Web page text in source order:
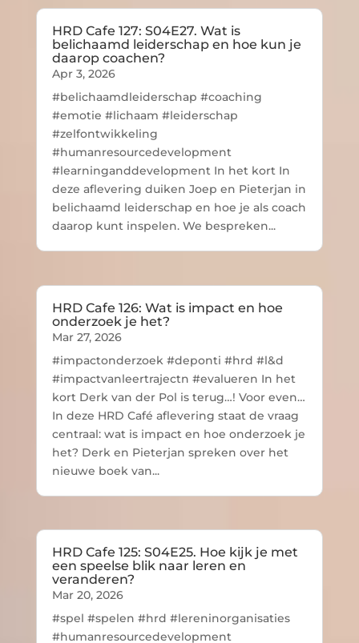
HRD Cafe 127: S04E27. Wat is
belichaamd leiderschap en hoe kun je
daarop coachen?
Apr 3, 2026
#belichaamdleiderschap #coaching
#emotie #lichaam #leiderschap
#zelfontwikkeling
#humanresourcedevelopment
#learninganddevelopment In het kort In
deze aflevering duiken Joep en Pieterjan in
belichaamd leiderschap en hoe je als coach
daarop kunt inspelen. We bespreken...
HRD Cafe 126: Wat is impact en hoe
onderzoek je het?
Mar 27, 2026
#impactonderzoek #deponti #hrd #l&d
#impactvanleertrajectn #evalueren In het
kort Derk van der Pol is terug…! Voor even…
In deze HRD Café aflevering staat de vraag
centraal: wat is impact en hoe onderzoek je
het? Derk en Pieterjan spreken over het
nieuwe boek van...
HRD Cafe 125: S04E25. Hoe kijk je met
een speelse blik naar leren en
veranderen?
Mar 20, 2026
#spel #spelen #hrd #lereninorganisaties
#humanresourcedevelopment